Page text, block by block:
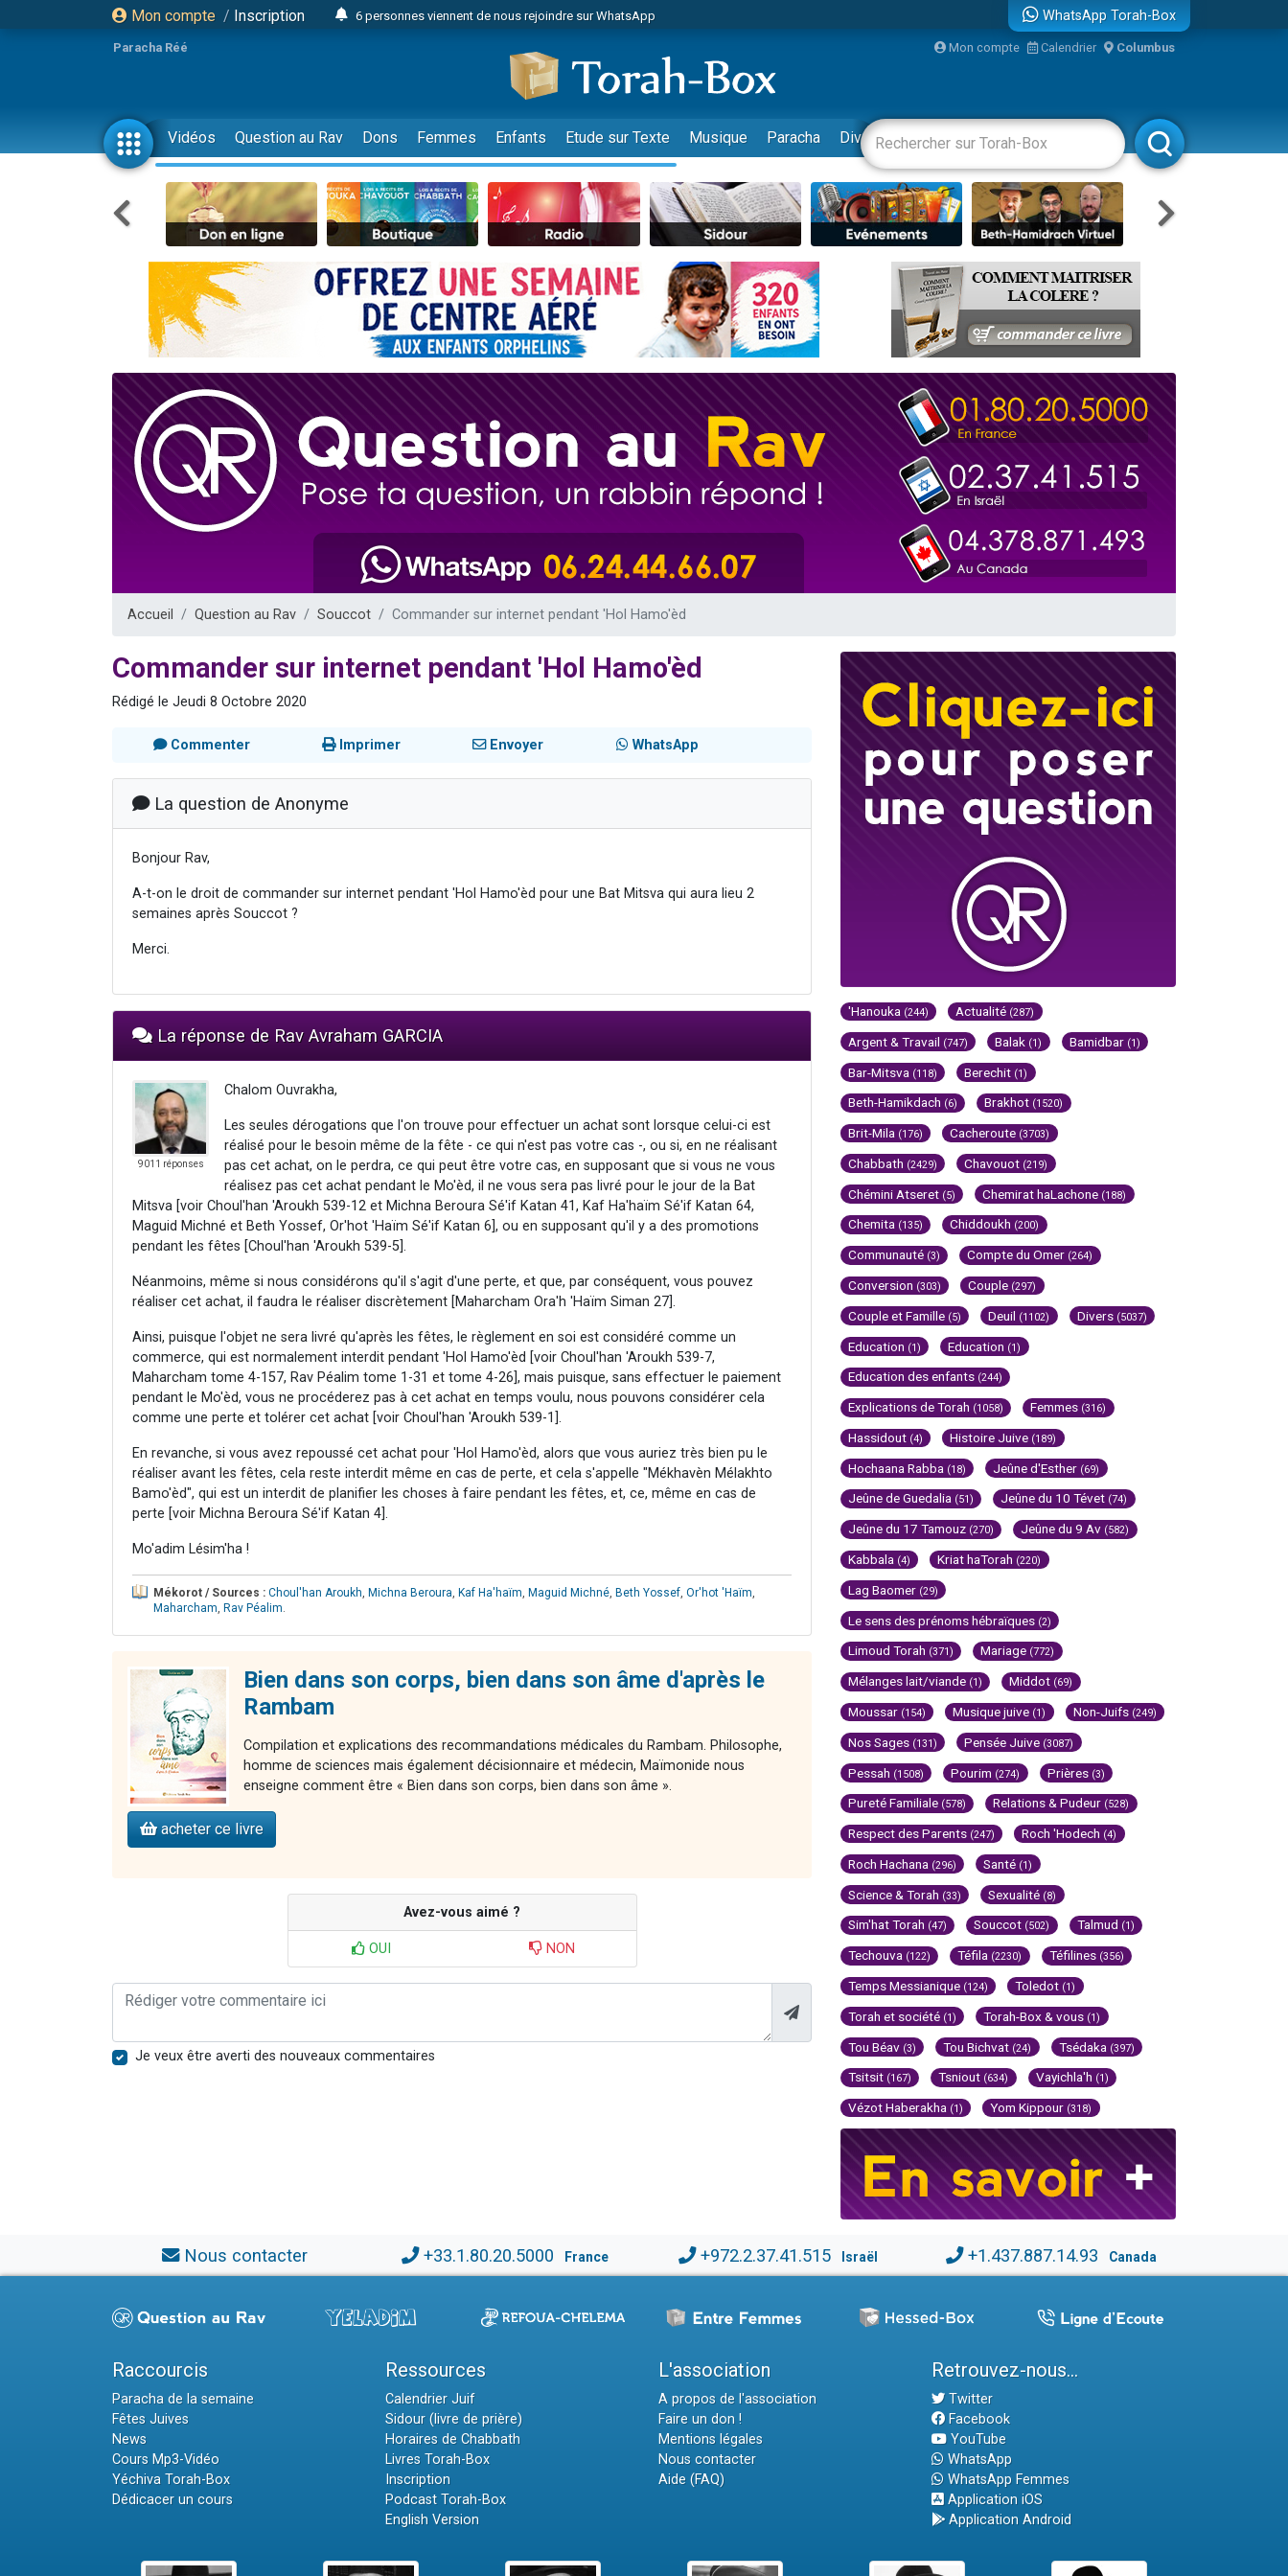
Mon compte / Inscription
6 personnes viennent de nous rejoindre sur WhatsApp
2 personnes viennent de faire un don pour 1 Journée de Vacances Pour les Enfants
17 personnes viennent de demander une bénédiction
4 personnes viennent de nous rejoindre sur WhatsApp
Il reste 49 places pour étudier en groupe sur Zoom
23 personnes viennent de faire un don pour Diane, 80 ans, dans un appartement insalubre
Eva vient de donner son Maasser
4 personnes viennent de nous rejoindre sur WhatsApp
3 personnes viennent de nous rejoindre sur WhatsApp
3 personnes viennent de faire un don pour 5 jours de vacances aux Orphelins
Odaya vient de donner son Maasser
13 personnes viennent de demander une bénédiction
2 personnes viennent de nous rejoindre sur WhatsApp
30 personnes viennent de faire un don pour Sauvez la jambe de Yohan
Il reste 49 places pour étudier en groupe sur Zoom
3 personnes viennent de nous rejoindre sur WhatsApp
2 personnes viennent de nous rejoindre sur WhatsApp
2 personnes viennent de nous rejoindre sur WhatsApp
WhatsApp Torah-Box
Paracha Réé Mon compte Calendrier Columbus
Vidéos Question au Rav Dons Femmes Enfants Etude sur Texte Musique Paracha Divertissements Livres Rabbanim
Accueil Question au Rav Souccot Commander sur internet pendant 'Hol Hamo'èd
Commander sur internet pendant 'Hol Hamo'èd
Rédigé le Jeudi 8 Octobre 2020
Commenter Imprimer Envoyer WhatsApp
La question de Anonyme
Bonjour Rav,
A-t-on le droit de commander sur internet pendant 'Hol Hamo'èd pour une Bat Mitsva qui aura lieu 2
semaines après Souccot ?
Merci.
La réponse de Rav Avraham GARCIA
9011 réponses
Chalom Ouvrakha,
Les seules dérogations que l'on trouve pour effectuer un achat sont lorsque celui-ci est
réalisé pour le besoin même de la fête - ce qui n'est pas votre cas -, ou si, en ne réalisant
pas cet achat, on le perdra, ce qui peut être votre cas, en supposant que si vous ne vous
réalisez pas cet achat pendant le Mo'èd, il ne vous sera pas livré pour le jour de la Bat
Mitsva [voir Choul'han 'Aroukh 539-12 et Michna Beroura Sé'if Katan 41, Kaf Ha'haïm Sé'if Katan 64,
Maguid Michné et Beth Yossef, Or'hot 'Haïm Sé'if Katan 6], ou en supposant qu'il y a des promotions
pendant les fêtes [Choul'han 'Aroukh 539-5].
Néanmoins, même si nous considérons qu'il s'agit d'une perte, et que, par conséquent, vous pouvez
réaliser cet achat, il faudra le réaliser discrètement [Maharcham Ora'h 'Haïm Siman 27].
Ainsi, puisque l'objet ne sera livré qu'après les fêtes, le règlement en soi est considéré comme un
commerce, qui est normalement interdit pendant 'Hol Hamo'èd [voir Choul'han 'Aroukh 539-7,
Maharcham tome 4-157, Rav Péalim tome 1-31 et tome 4-26], mais puisque, sans effectuer le paiement
pendant le Mo'èd, vous ne procéderez pas à cet achat en temps voulu, nous pouvons considérer cela
comme une perte et tolérer cet achat [voir Choul'han 'Aroukh 539-1].
En revanche, si vous avez repoussé cet achat pour 'Hol Hamo'èd, alors que vous auriez très bien pu le
réaliser avant les fêtes, cela reste interdit même en cas de perte, et cela s'appelle "Mékhavèn Mélakhto
Bamo'èd", qui est un interdit de planifier les choses à faire pendant les fêtes, et, ce, même en cas de
perte [voir Michna Beroura Sé'if Katan 4].
Mo'adim Lésim'ha !
Mékorot / Sources : Choul'han Aroukh Michna Beroura Kaf Ha'haïm Maguid Michné Beth Yossef Or'hot 'Haïm
Maharcham Rav Péalim
Bien dans son corps, bien dans son âme d'après le
Rambam
Compilation et explications des recommandations médicales du Rambam. Philosophe,
homme de sciences mais également décisionnaire et médecin, Maïmonide nous
enseigne comment être « Bien dans son corps, bien dans son âme ».
acheter ce livre
Avez-vous aimé ?
OUI NON
Je veux être averti des nouveaux commentaires
'Hanouka (244) Actualité (287)
Argent & Travail (747) Balak (1) Bamidbar (1)
Bar-Mitsva (118) Berechit (1)
Beth-Hamikdach (6) Brakhot (1520)
Brit-Mila (176) Cacheroute (3703)
Chabbath (2429) Chavouot (219)
Chémini Atseret (5) Chemirat haLachone (188)
Chemita (135) Chiddoukh (200)
Communauté (3) Compte du Omer (264)
Conversion (303) Couple (297)
Couple et Famille (5) Deuil (1102) Divers (5037)
Education (1) Education (1)
Education des enfants (244)
Explications de Torah (1058) Femmes (316)
Hassidout (4) Histoire Juive (189)
Hochaana Rabba (18) Jeûne d'Esther (69)
Jeûne de Guedalia (51) Jeûne du 10 Tévet (74)
Jeûne du 17 Tamouz (270) Jeûne du 9 Av (582)
Kabbala (4) Kriat haTorah (220)
Lag Baomer (29)
Le sens des prénoms hébraïques (2)
Limoud Torah (371) Mariage (772)
Mélanges lait/viande (1) Middot (69)
Moussar (154) Musique juive (1) Non-Juifs (249)
Nos Sages (131) Pensée Juive (3087)
Pessah (1508) Pourim (274) Prières (3)
Pureté Familiale (578) Relations & Pudeur (528)
Respect des Parents (247) Roch 'Hodech (4)
Roch Hachana (296) Santé (1)
Science & Torah (33) Sexualité (8)
Sim'hat Torah (47) Souccot (502) Talmud (1)
Techouva (122) Téfila (2230) Téfilines (356)
Temps Messianique (124) Toledot (1)
Torah et société (1) Torah-Box & vous (1)
Tou Béav (3) Tou Bichvat (24) Tsédaka (397)
Tsitsit (167) Tsniout (634) Vayichla'h (1)
Vézot Haberakha (1) Yom Kippour (318)
Nous contacter +33.1.80.20.5000 France +972.2.37.41.515 Israël +1.437.887.14.93 Canada
Raccourcis
Paracha de la semaine
Fêtes Juives
News
Cours Mp3-Vidéo
Yéchiva Torah-Box
Dédicacer un cours
Ressources
Calendrier Juif
Sidour (livre de prière)
Horaires de Chabbath
Livres Torah-Box
Inscription
Podcast Torah-Box
English Version
L'association
A propos de l'association
Faire un don !
Mentions légales
Nous contacter
Aide (FAQ)
Retrouvez-nous...
Twitter
Facebook
YouTube
WhatsApp
WhatsApp Femmes
Application iOS
Application Android